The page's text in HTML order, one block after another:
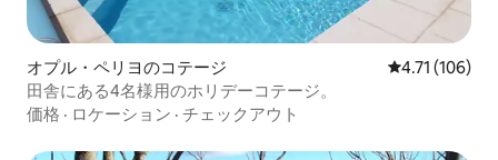
オプル・ペリヨのコテージ レビュー106
4.71 (106)
田舎にある4名様用のホリデーコテージ。
価格 · ロケーション · チェックアウト